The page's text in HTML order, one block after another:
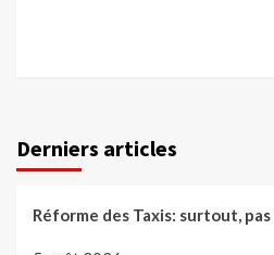
Derniers articles
Réforme des Taxis: surtout,